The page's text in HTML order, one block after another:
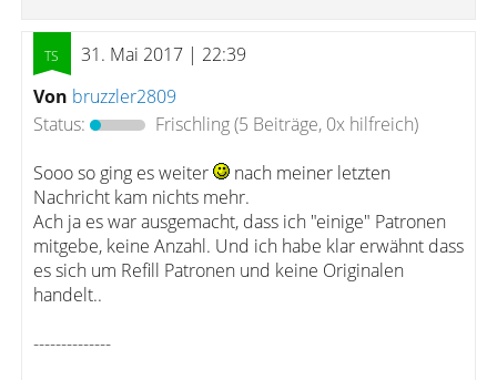
31. Mai 2017 | 22:39
Von bruzzler2809
Status:
Frischling(5 Beiträge, 0x hilfreich)
Sooo so ging es weiter
nach meiner letzten
Nachricht kam nichts mehr.
Ach ja es war ausgemacht, dass ich "einige" Patronen
mitgebe, keine Anzahl. Und ich habe klar erwähnt dass
es sich um Refill Patronen und keine Originalen
handelt..
--------------